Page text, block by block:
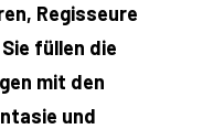
Regisseure
füllen die
mit den
und